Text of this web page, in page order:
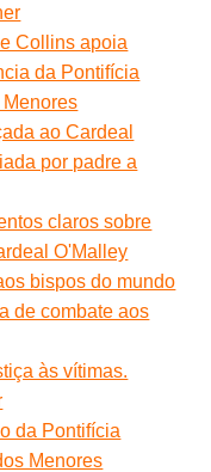
Collins apoia
da Pontifícia
ao Cardeal
por padre a
claros sobre
O'Malley
bispos do mundo
de combate aos
às vítimas.
da Pontifícia
Menores